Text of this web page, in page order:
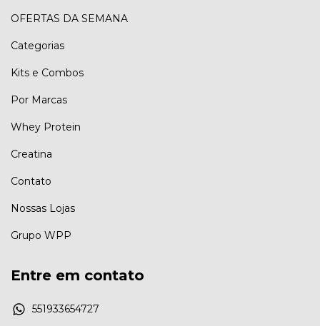
OFERTAS DA SEMANA
Categorias
Kits e Combos
Por Marcas
Whey Protein
Creatina
Contato
Nossas Lojas
Grupo WPP
Entre em contato
551933654727